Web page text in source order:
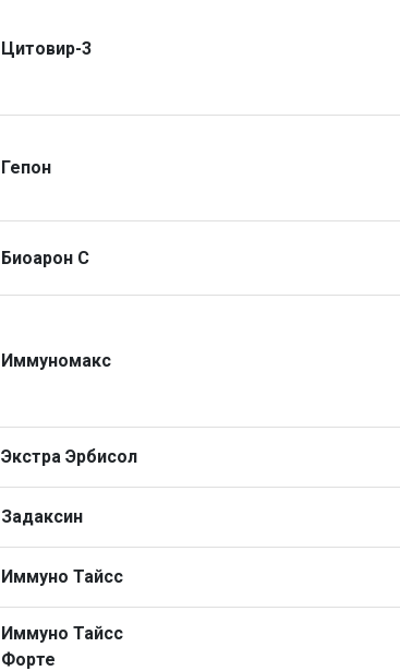
Цитовир-3
Гепон
Биоарон С
Иммуномакс
Экстра Эрбисол
Задаксин
Иммуно Тайсс
Иммуно Тайсс
Форте